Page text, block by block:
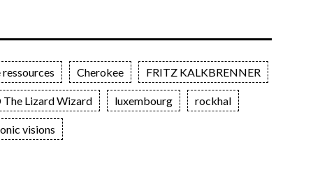
Cherokee FRITZ KALKBRENNER
Lizard Wizard luxembourg rockhal
visions